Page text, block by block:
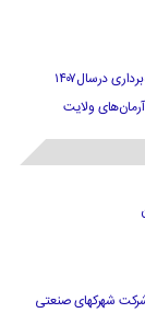
ولایت
شهرکهای صنعتی